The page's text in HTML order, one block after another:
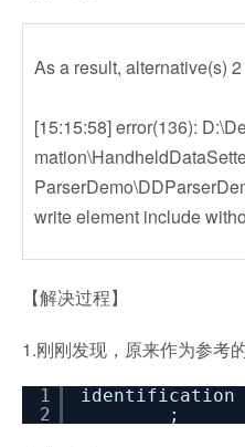
As a result, alternative(s)
[15:15:58] error(136):
write element include
【解决过程】
1.刚刚发现，原来作为参考
1
2
;